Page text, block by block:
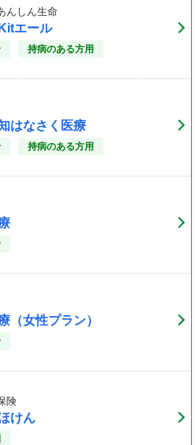
んしん生命
エール
持病のある方用
はなさく医療
持病のある方用
（女性プラン）
険
けん